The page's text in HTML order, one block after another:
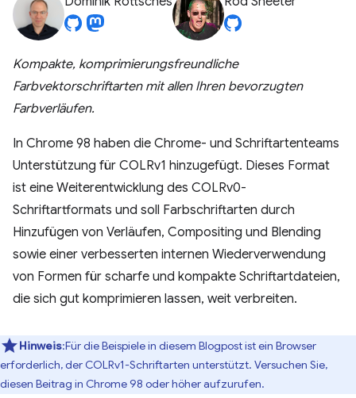
Kompakte, komprimierungsfreundliche
Farbvektorschriftarten mit allen Ihren bevorzugten
Farbverläufen.
In Chrome 98 haben die Chrome- und Schriftartenteams
Unterstützung für COLRv1 hinzugefügt. Dieses Format
ist eine Weiterentwicklung des COLRv0-
Schriftartformats und soll Farbschriftarten durch
Hinzufügen von Verläufen, Compositing und Blending
sowie einer verbesserten internen Wiederverwendung
von Formen für scharfe und kompakte Schriftartdateien,
die sich gut komprimieren lassen, weit verbreiten.
Hinweis:Für die Beispiele in diesem Blogpost ist ein Browser
erforderlich, der COLRv1-Schriftarten unterstützt. Versuchen Sie,
diesen Beitrag in Chrome 98 oder höher aufzurufen.